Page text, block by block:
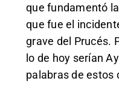
que fundamentó
que fue el
grave del Prucés.
lo de hoy serían
palabras de estos